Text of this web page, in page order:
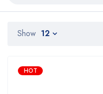
Show 12
HOT